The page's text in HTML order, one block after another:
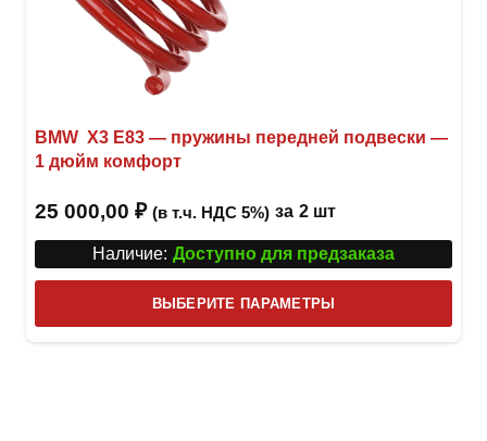
BMW X3 E83 — пружины передней подвески —
1 дюйм комфорт
25 000,00 ₽ (в т.ч. НДС 5%) за 2 шт
Наличие: Доступно для предзаказа
ВЫБЕРИТЕ ПАРАМЕТРЫ
товар